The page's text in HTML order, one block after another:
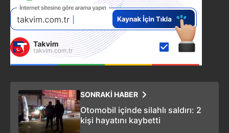
SONRAKİ HABER
Otomobil içinde silahlı saldırı: 2
kişi hayatını kaybetti